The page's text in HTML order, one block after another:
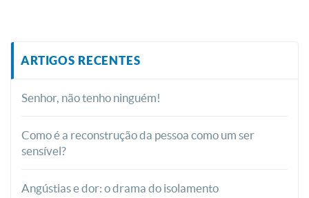
ARTIGOS RECENTES
Senhor, não tenho ninguém!
Como é a reconstrução da pessoa como um ser
sensível?
Angústias e dor: o drama do isolamento